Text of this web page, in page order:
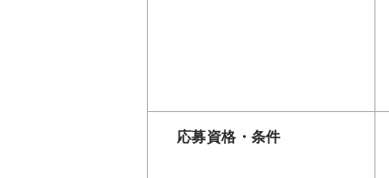
応募資格・条件